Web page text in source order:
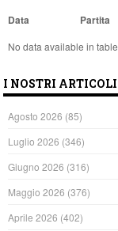
Data Partita
No data available in table
I NOSTRI ARTICOLI
Agosto 2026 (85)
Luglio 2026 (346)
Giugno 2026 (316)
Maggio 2026 (376)
Aprile 2026 (402)